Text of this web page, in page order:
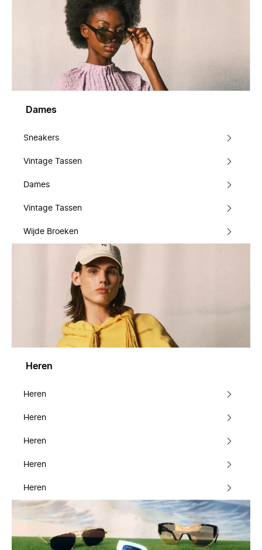
Dames
Sneakers
Vintage Tassen
Dames
Vintage Tassen
Wijde Broeken
Heren
Heren
Heren
Heren
Heren
Heren